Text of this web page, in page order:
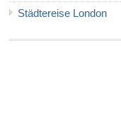
Städtereise London